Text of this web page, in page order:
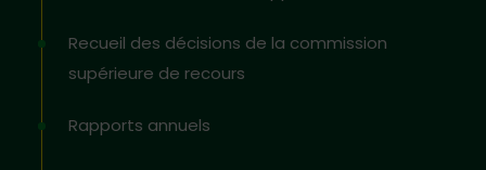
Recueil des décisions de la commission
supérieure de recours
Rapports annuels